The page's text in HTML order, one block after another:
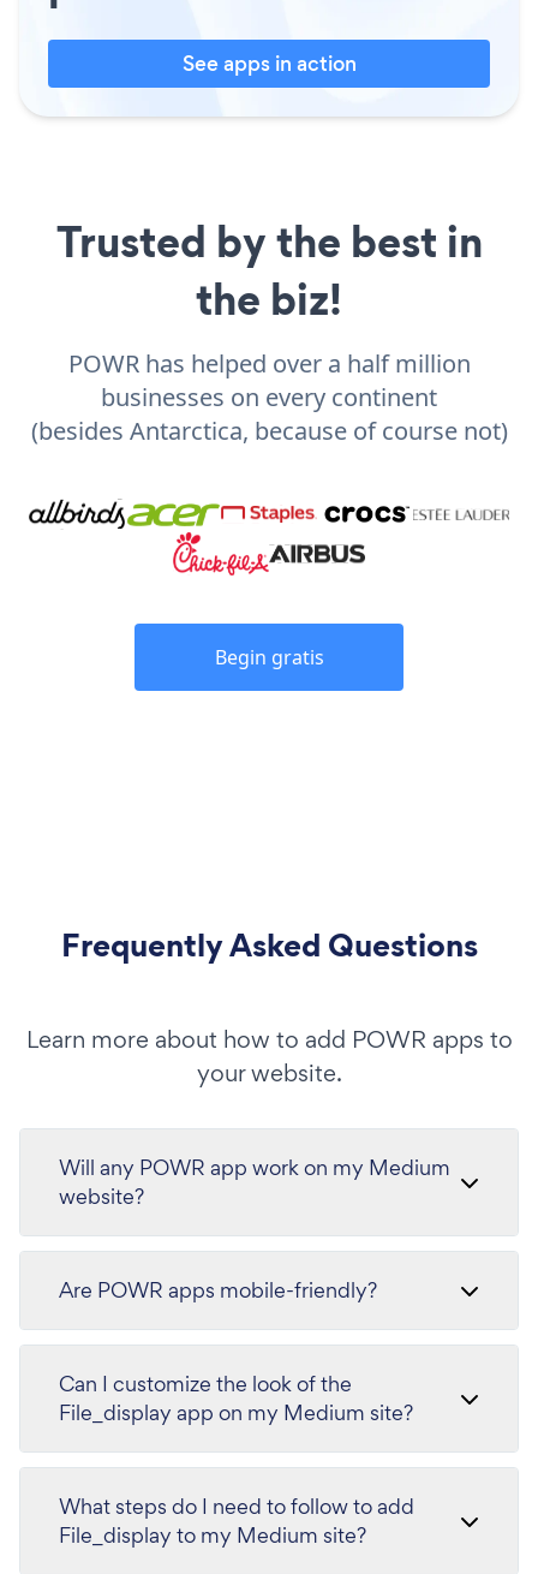
See apps in action
Trusted by the best in
the biz!
POWR has helped over a half million
businesses on every continent
(besides Antarctica, because of course not)
Begin gratis
Frequently Asked Questions
Learn more about how to add POWR apps to
your website.
Will any POWR app work on my Medium
website?
Are POWR apps mobile-friendly?
Can I customize the look of the
File_display app on my Medium site?
What steps do I need to follow to add
File_display to my Medium site?